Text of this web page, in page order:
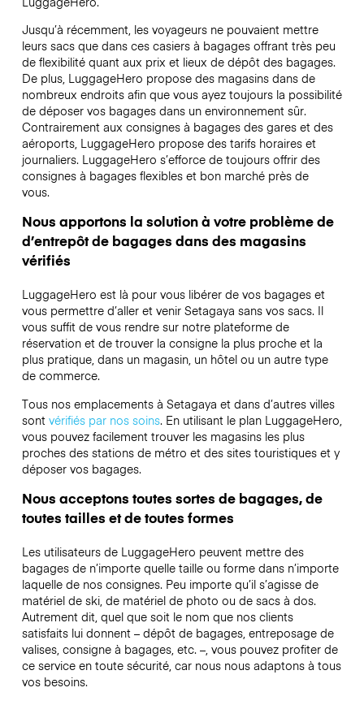
Jusqu’à récemment, les voyageurs ne pouvaient mettre
leurs sacs que dans ces casiers à bagages offrant très peu
de flexibilité quant aux prix et lieux de dépôt des bagages.
De plus, LuggageHero propose des magasins dans de
nombreux endroits afin que vous ayez toujours la possibilité
de déposer vos bagages dans un environnement sûr.
Contrairement aux consignes à bagages des gares et des
aéroports, LuggageHero propose des tarifs horaires et
journaliers. LuggageHero s’efforce de toujours offrir des
consignes à bagages flexibles et bon marché près de
vous.
Nous apportons la solution à votre problème de
d’entrepôt de bagages dans des magasins
vérifiés
LuggageHero est là pour vous libérer de vos bagages et
vous permettre d’aller et venir Setagaya sans vos sacs. Il
vous suffit de vous rendre sur notre plateforme de
réservation et de trouver la consigne la plus proche et la
plus pratique, dans un magasin, un hôtel ou un autre type
de commerce.
Tous nos emplacements à Setagaya et dans d’autres villes
sont vérifiés par nos soins. En utilisant le plan LuggageHero,
vous pouvez facilement trouver les magasins les plus
proches des stations de métro et des sites touristiques et y
déposer vos bagages.
Nous acceptons toutes sortes de bagages, de
toutes tailles et de toutes formes
Les utilisateurs de LuggageHero peuvent mettre des
bagages de n’importe quelle taille ou forme dans n’importe
laquelle de nos consignes. Peu importe qu’il s’agisse de
matériel de ski, de matériel de photo ou de sacs à dos.
Autrement dit, quel que soit le nom que nos clients
satisfaits lui donnent – dépôt de bagages, entreposage de
valises, consigne à bagages, etc. –, vous pouvez profiter de
ce service en toute sécurité, car nous nous adaptons à tous
vos besoins.